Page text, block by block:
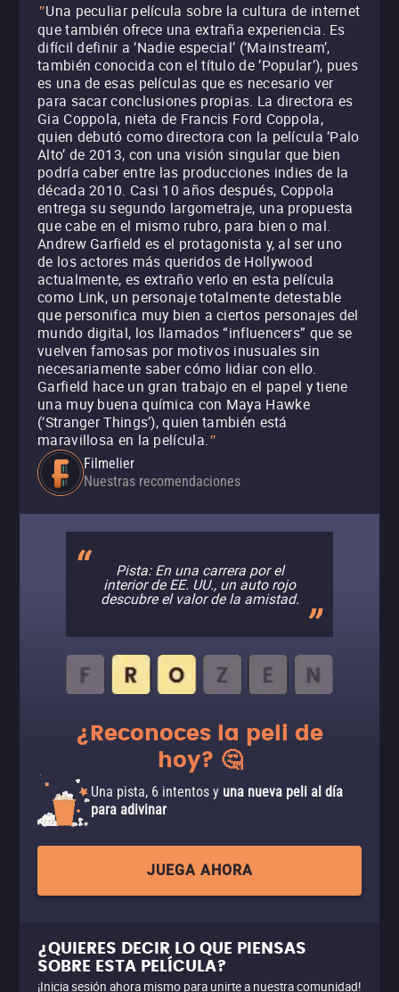
"Una peculiar película sobre la cultura de internet
que también ofrece una extraña experiencia. Es
difícil definir a ‘Nadie especial’ (‘Mainstream’,
también conocida con el título de ’Popular’), pues
es una de esas películas que es necesario ver
para sacar conclusiones propias. La directora es
Gia Coppola, nieta de Francis Ford Coppola,
quien debutó como directora con la película ‘Palo
Alto’ de 2013, con una visión singular que bien
podría caber entre las producciones indies de la
década 2010. Casi 10 años después, Coppola
entrega su segundo largometraje, una propuesta
que cabe en el mismo rubro, para bien o mal.
Andrew Garfield es el protagonista y, al ser uno
de los actores más queridos de Hollywood
actualmente, es extraño verlo en esta película
como Link, un personaje totalmente detestable
que personifica muy bien a ciertos personajes del
mundo digital, los llamados “influencers” que se
vuelven famosas por motivos inusuales sin
necesariamente saber cómo lidiar con ello.
Garfield hace un gran trabajo en el papel y tiene
una muy buena química con Maya Hawke
(‘Stranger Things’), quien también está
maravillosa en la película."
Filmelier
Nuestras recomendaciones
Pista: En una carrera por el
interior de EE. UU., un auto rojo
descubre el valor de la amistad.
¿Reconoces la peli de
hoy? 🤔
Una pista, 6 intentos y una nueva peli al día
para adivinar
JUEGA AHORA
¿QUIERES DECIR LO QUE PIENSAS
SOBRE ESTA PELÍCULA?
¡Inicia sesión ahora mismo para unirte a nuestra comunidad!